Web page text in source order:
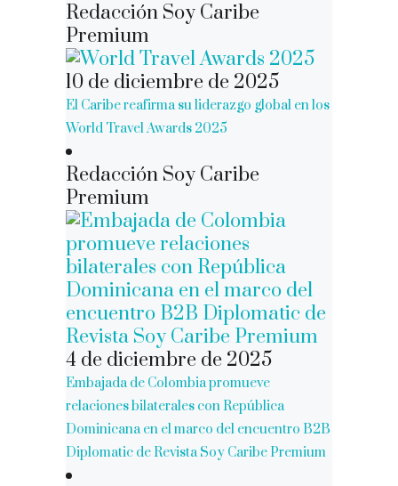
Redacción Soy Caribe
Premium
10 de diciembre de 2025
El Caribe reafirma su liderazgo global en los
World Travel Awards 2025
Redacción Soy Caribe
Premium
4 de diciembre de 2025
Embajada de Colombia promueve
relaciones bilaterales con República
Dominicana en el marco del encuentro B2B
Diplomatic de Revista Soy Caribe Premium